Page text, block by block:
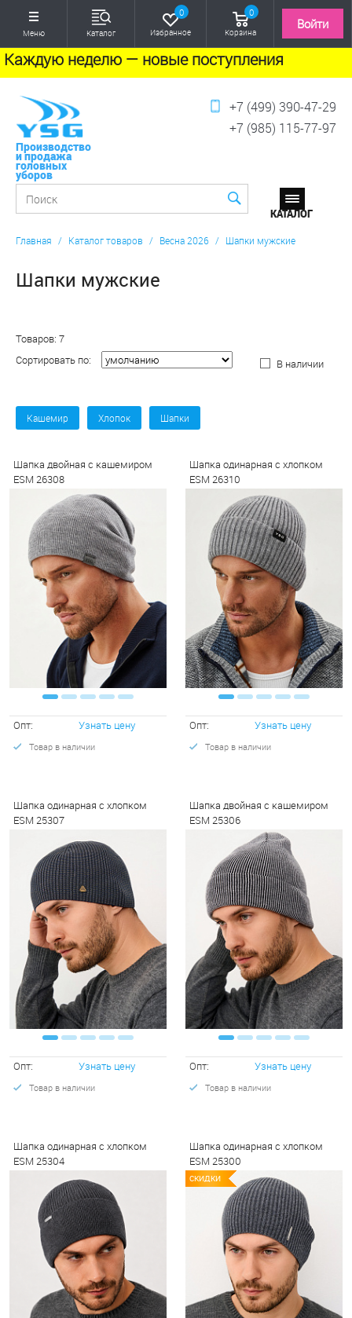
Меню Каталог
0
Избранное
0
Корзина
Войти
Каждую неделю — новые поступления
Производство
и продажа
головных
уборов
+7 (499) 390-47-29
+7 (985) 115-77-97
Главная / Каталог товаров / Весна 2026 / Шапки мужские
Шапки мужские
Товаров: 7
Сортировать по:
В наличии
Кашемир Хлопок Шапки
Шапка двойная с кашемиром
ESM 26308
Опт: Узнать цену
Товар в наличии
Шапка одинарная с хлопком
ESM 26310
Опт: Узнать цену
Товар в наличии
Шапка одинарная с хлопком
ESM 25307
Опт: Узнать цену
Товар в наличии
Шапка двойная с кашемиром
ESM 25306
Опт: Узнать цену
Товар в наличии
Шапка одинарная с хлопком
ESM 25304
Шапка одинарная с хлопком
ESM 25300
СКИДКИ